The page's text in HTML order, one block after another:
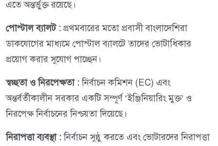
এতে অন্তর্ভুক্ত রয়েছে।
পোস্টাল ব্যালট : প্রথমবারের মতো প্রবাসী বাংলাদেশিরা
ডাকযোগের মাধ্যমে পোস্টাল ব্যালটে তাদের ভোটাধিকার
প্রয়োগ করার সুযোগ পাচ্ছেন।
স্বচ্ছতা ও নিরপেক্ষতা :নির্বাচন কমিশন (EC) এবং
অন্তর্বর্তীকালীন সরকার একটি সম্পূর্ণ ‘ইঞ্জিনিয়ারিং মুক্ত’ ও
নিরপেক্ষ নির্বাচনের নিশ্চয়তা দিয়েছে।
নিরাপত্তা ব্যবস্থা :নির্বাচন সুষ্ঠু করতে এবং ভোটারদের নিরাপত্তা